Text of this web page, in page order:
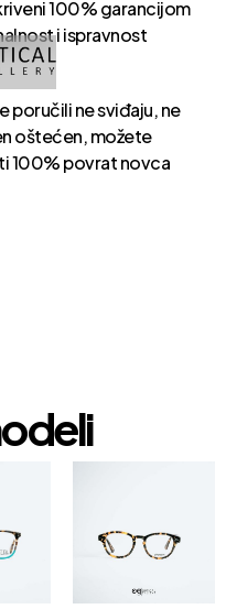
100% garancijom
i ispravnost
poručili ne sviđaju, ne
oštećen, možete
100% povrat novca
1+1